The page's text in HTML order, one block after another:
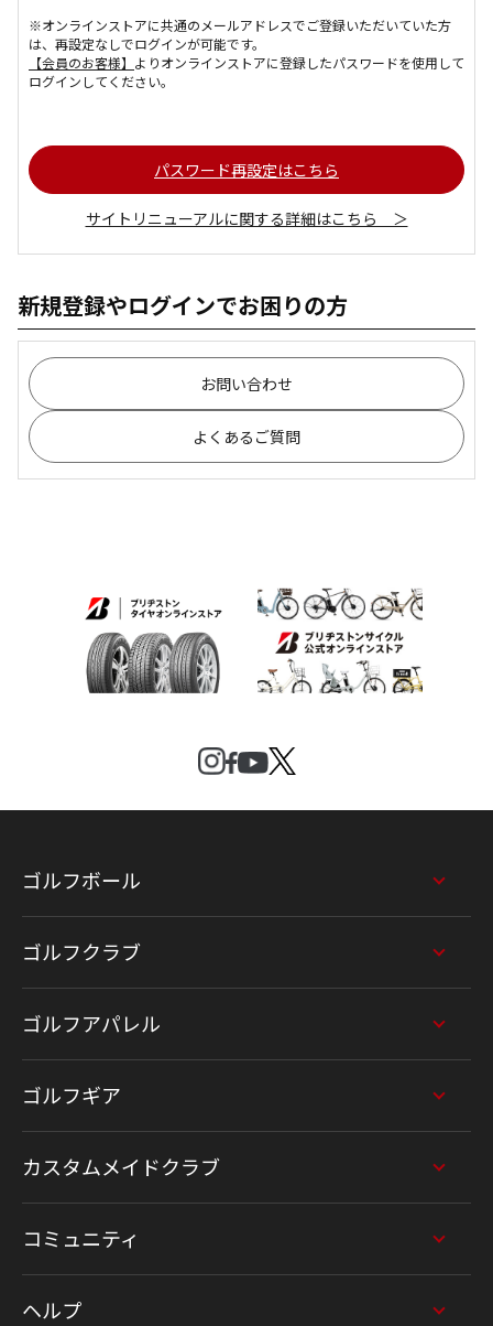
※オンラインストアに共通のメールアドレスでご登録いただいていた方
は、再設定なしでログインが可能です。
【会員のお客様】 よりオンラインストアに登録したパスワードを使用して
ログインしてください。
パスワード再設定はこちら
サイトリニューアルに関する詳細はこちら ＞
新規登録やログインでお困りの方
お問い合わせ
よくあるご質問
ゴルフボール
ゴルフクラブ
ゴルフアパレル
ゴルフギア
カスタムメイドクラブ
コミュニティ
ヘルプ